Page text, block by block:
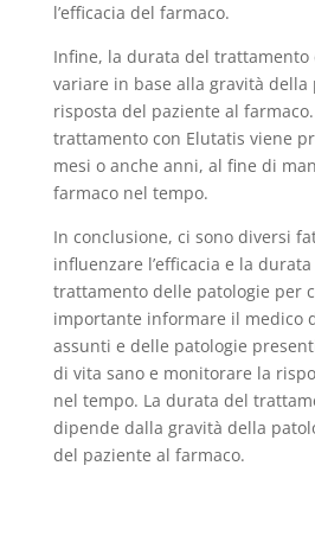
l’efficacia del farmaco.
Infine, la durata del trattamento
variare in base alla gravità della
risposta del paziente al
trattamento con Elutatis viene
mesi o anche anni, al fine di
farmaco nel tempo.
In conclusione, ci sono diversi
influenzare l’efficacia e la
trattamento delle patologie per
importante informare il medico
assunti e delle patologie
di vita sano e monitorare la
nel tempo. La durata del
dipende dalla gravità della
del paziente al farmaco.